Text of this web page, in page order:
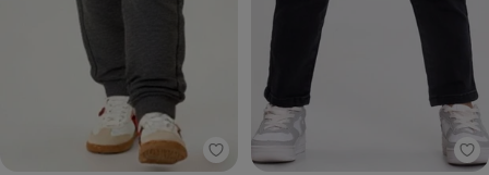
Pulla Bulla - Calça Moletom